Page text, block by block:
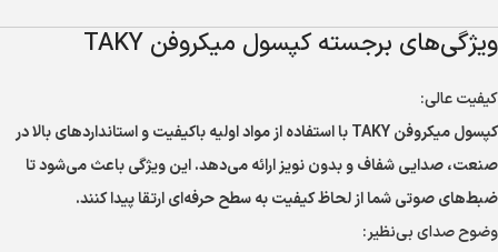
ویژگی‌های برجسته کپسول میکروفن TAKY
کیفیت عالی:
کپسول میکروفن TAKY با استفاده از مواد اولیه باکیفیت و استانداردهای بالا در
صنعت، صدایی شفاف و بدون نویز ارائه می‌دهد. این ویژگی باعث می‌شود تا
ضبط‌های صوتی شما از لحاظ کیفیت به سطح حرفه‌ای ارتقا پیدا کنند.
وضوح صدای بی‌نظیر: